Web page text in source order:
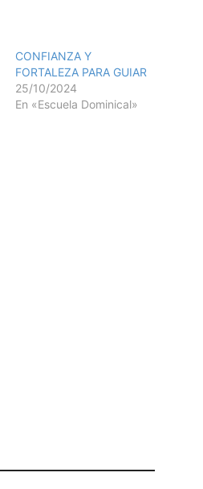
CONFIANZA Y
FORTALEZA PARA GUIAR
25/10/2024
En «Escuela Dominical»